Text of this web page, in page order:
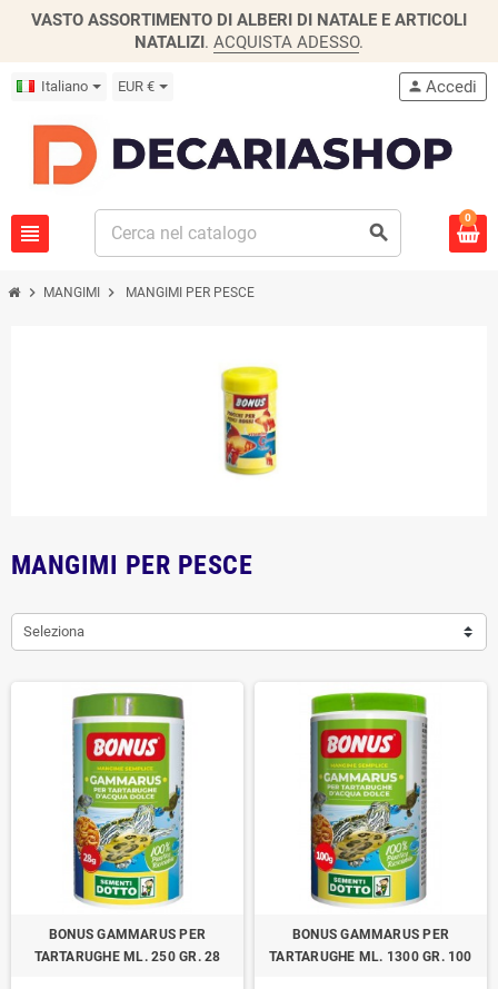
VASTO ASSORTIMENTO DI ALBERI DI NATALE E ARTICOLI
NATALIZI. ACQUISTA ADESSO.
Italiano EUR €
view_headline search
person Accedi
0
chevron_right MANGIMI chevron_right MANGIMI PER PESCE
MANGIMI PER PESCE
Seleziona
BONUS GAMMARUS PER
TARTARUGHE ML. 250 GR. 28
BONUS GAMMARUS PER
TARTARUGHE ML. 1300 GR. 100